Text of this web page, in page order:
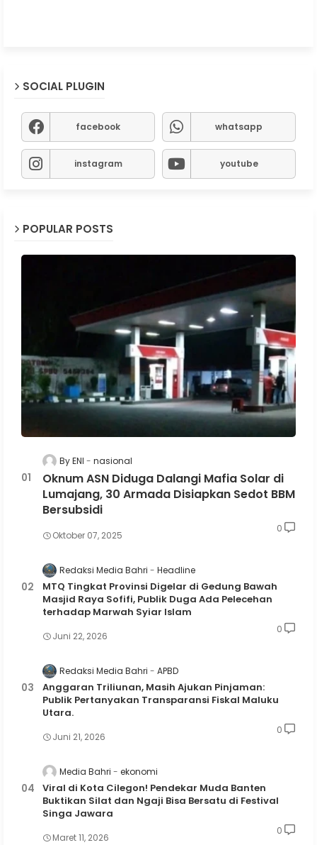
SOCIAL PLUGIN
facebook whatsapp
instagram youtube
POPULAR POSTS
By ENI nasional
Oknum ASN Diduga Dalangi Mafia Solar di
Lumajang, 30 Armada Disiapkan Sedot BBM
Bersubsidi
Oktober 07, 2025
0
Redaksi Media Bahri Headline
MTQ Tingkat Provinsi Digelar di Gedung Bawah
Masjid Raya Sofifi, Publik Duga Ada Pelecehan
terhadap Marwah Syiar Islam
Juni 22, 2026
0
Redaksi Media Bahri APBD
Anggaran Triliunan, Masih Ajukan Pinjaman:
Publik Pertanyakan Transparansi Fiskal Maluku
Utara.
Juni 21, 2026
0
Media Bahri ekonomi
Viral di Kota Cilegon! Pendekar Muda Banten
Buktikan Silat dan Ngaji Bisa Bersatu di Festival
Singa Jawara
Maret 11, 2026
0